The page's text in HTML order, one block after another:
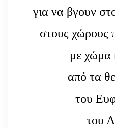
για να βγουν
στους χώρους
με χώμα
από τα
του
του